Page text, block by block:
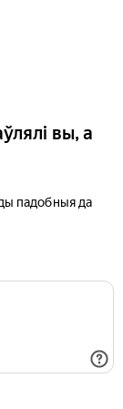
вы, а
падобныя да